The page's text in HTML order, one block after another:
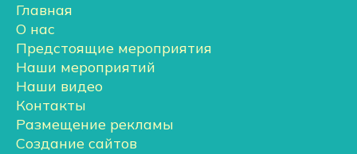
Главная
О нас
Предстоящие мероприятия
Наши мероприятий
Наши видео
Контакты
Размещение рекламы
Создание сайтов